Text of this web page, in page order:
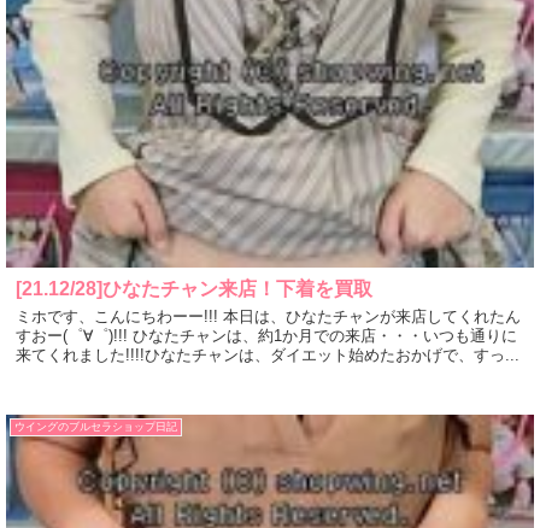
[21.12/28]ひなたチャン来店！下着を買取
ミホです、こんにちわーー!!! 本日は、ひなたチャンが来店してくれたん
すおー(゜∀゜)!!! ひなたチャンは、約1か月での来店・・・いつも通りに
来てくれました!!!!ひなたチャンは、ダイエット始めたおかげで、すっ...
ウイングのブルセラショップ日記